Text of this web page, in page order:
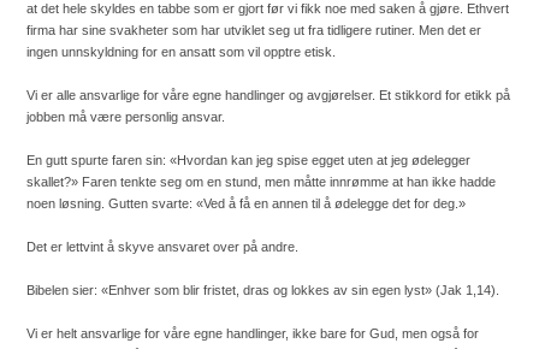
at det hele skyldes en tabbe som er gjort før vi fikk noe med saken å gjøre. Ethvert
firma har sine svakheter som har utviklet seg ut fra tidligere rutiner. Men det er
ingen unnskyldning for en ansatt som vil opptre etisk.
Vi er alle ansvarlige for våre egne handlinger og avgjørelser. Et stikkord for etikk på
jobben må være personlig ansvar.
En gutt spurte faren sin: «Hvordan kan jeg spise egget uten at jeg ødelegger
skallet?» Faren tenkte seg om en stund, men måtte innrømme at han ikke hadde
noen løsning. Gutten svarte: «Ved å få en annen til å ødelegge det for deg.»
Det er lettvint å skyve ansvaret over på andre.
Bibelen sier: «Enhver som blir fristet, dras og lokkes av sin egen lyst» (Jak 1,14).
Vi er helt ansvarlige for våre egne handlinger, ikke bare for Gud, men også for